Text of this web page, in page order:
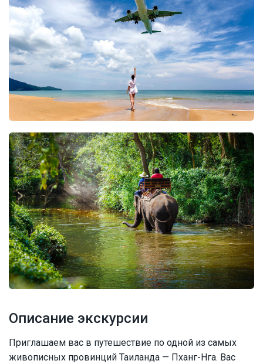
Описание экскурсии
Приглашаем вас в путешествие по одной из самых
живописных провинций Таиланда — Пханг-Нга. Вас